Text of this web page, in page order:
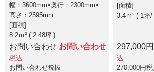
幅：3600mm×奥行：2300mm×
高さ：2595mm
面積
8.2ｍ² ( 2.48坪 )
お問い合わせ お問い合わせ
税込
お問い合わせ税抜
面積
3.4ｍ² ( 1坪
297,000円
込
270,000円税